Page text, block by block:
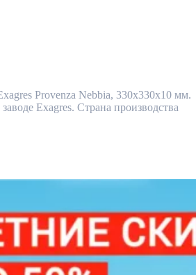
Provenza Nebbia, 330x330x10 мм.
Exagres. Страна производства